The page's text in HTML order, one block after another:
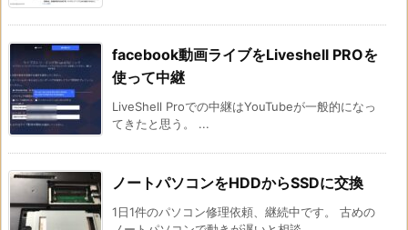
facebook動画ライブをLiveshell PROを
使って中継
LiveShell Proでの中継はYouTubeが一般的になっ
てきたと思う。 ...
ノートパソコンをHDDからSSDに交換
1日1件のパソコン修理依頼、継続中です。 古めの